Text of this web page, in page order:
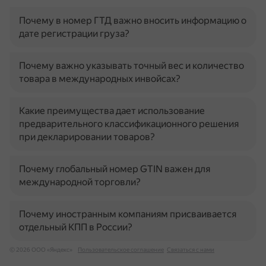
Почему в номер ГТД важно вносить информацию о
дате регистрации груза?
Почему важно указывать точный вес и количество
товара в международных инвойсах?
Какие преимущества дает использование
предварительного классификационного решения
при декларировании товаров?
Почему глобальный номер GTIN важен для
международной торговли?
Почему иностранным компаниям присваивается
отдельный КПП в России?
© 2026 ООО «Яндекс» Пользовательское соглашение Связаться с нами